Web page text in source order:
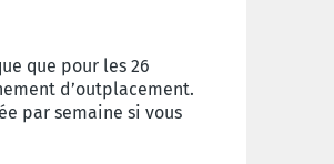
que pour les 26
d’outplacement.
par semaine si vous